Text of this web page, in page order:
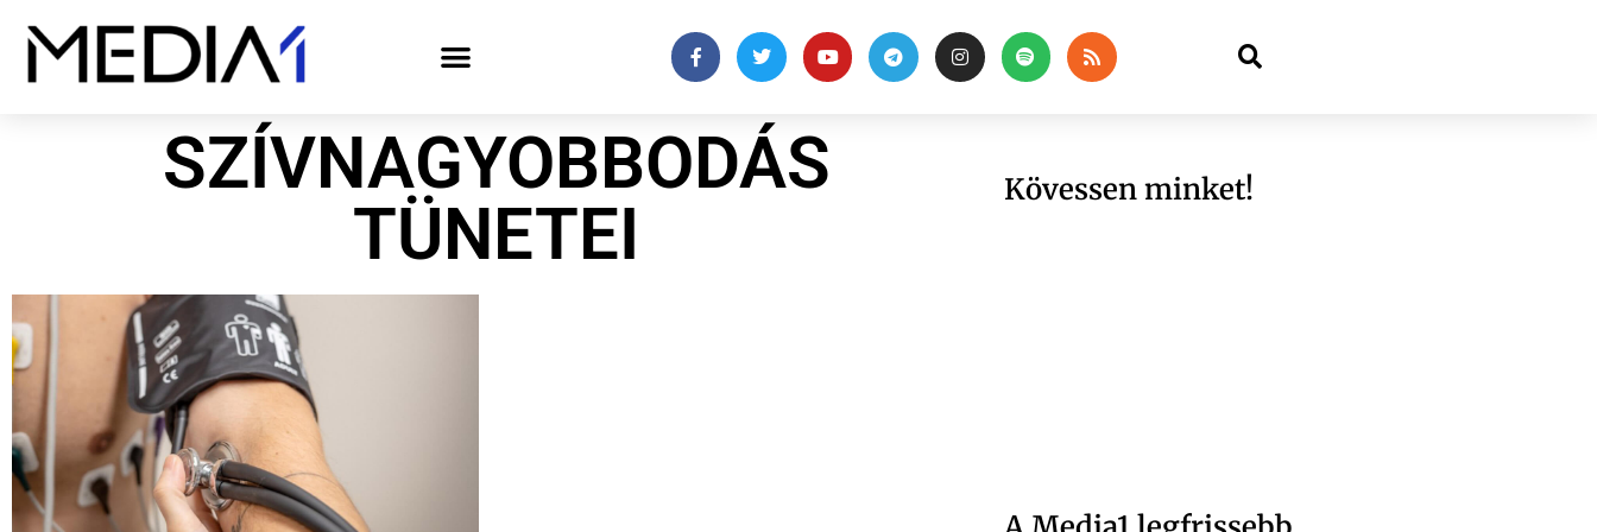
SZÍVNAGYOBBODÁS
TÜNETEI
Kövessen minket!